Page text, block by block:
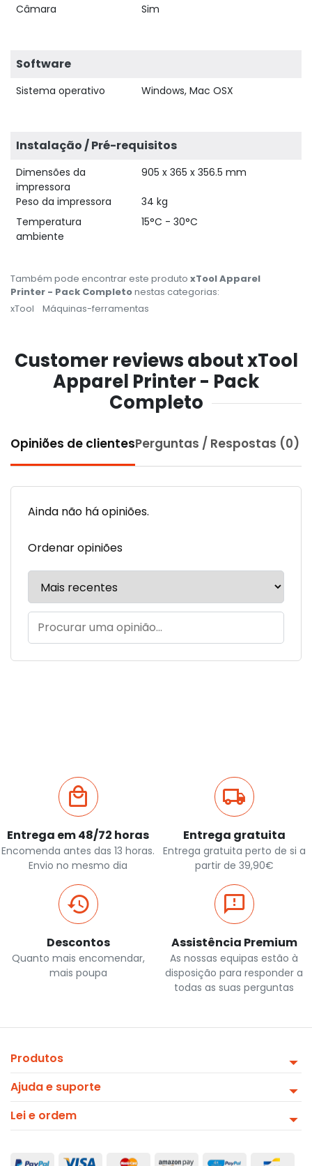
681,40 €
Câmara Sim
Software
Sistema operativo Windows, Mac OSX
Instalação / Pré-requisitos
Dimensões da
impressora
905 x 365 x 356.5 mm
Peso da impressora
34 kg
Temperatura
ambiente
15°C - 30°C
Também pode encontrar este produto xTool Apparel
Printer - Pack Completonestas categorias:
xTool
Máquinas-ferramentas
Customer reviews about xTool
Apparel Printer - Pack
Completo
Opiniões de clientesPerguntas / Respostas (0)
Ainda não há opiniões.
Ordenar opiniões
Entrega em 48/72 horas
Encomenda antes das 13 horas.
Envio no mesmo dia
Entrega gratuita
Entrega gratuita perto de si a
partir de 39,90€
Descontos
Quanto mais encomendar,
mais poupa
Assistência Premium
As nossas equipas estão à
disposição para responder a
todas as suas perguntas
Produtos
Ajuda e suporte
Lei e ordem